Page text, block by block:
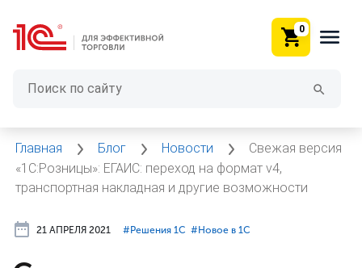
0
Главная Блог Новости
Свежая версия
«1С:Розницы»: ЕГАИС: переход на формат v4,
транспортная накладная и другие возможности
21 АПРЕЛЯ 2021 #⁣Решения 1С #⁣Новое в 1С